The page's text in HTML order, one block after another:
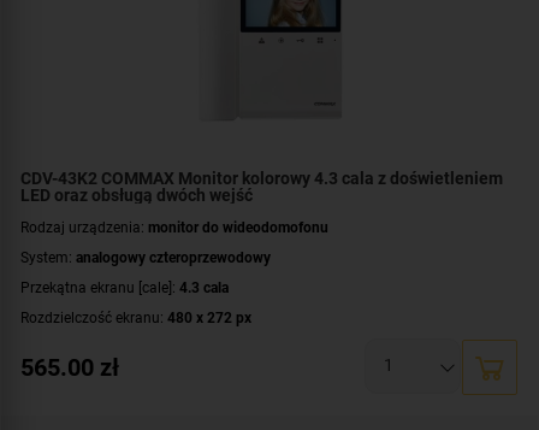
CDV-43K2 COMMAX Monitor kolorowy 4.3 cala z doświetleniem
LED oraz obsługą dwóch wejść
Rodzaj urządzenia: monitor do wideodomofonu
System: analogowy czteroprzewodowy
Przekątna ekranu [cale]: 4.3 cala
Rozdzielczość ekranu: 480 x 272 px
Zasilanie:AC 230 V
565.00 zł